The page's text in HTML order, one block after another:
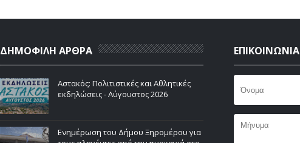
ΔΗΜΟΦΙΛΗ ΑΡΘΡΑ
Αστακός: Πολιτιστικές και Αθλητικές
εκδηλώσεις - Αύγουστος 2026
Ενημέρωση του Δήμου Ξηρομέρου για
ΕΠΙΚΟΙΝΩΝΙΑ